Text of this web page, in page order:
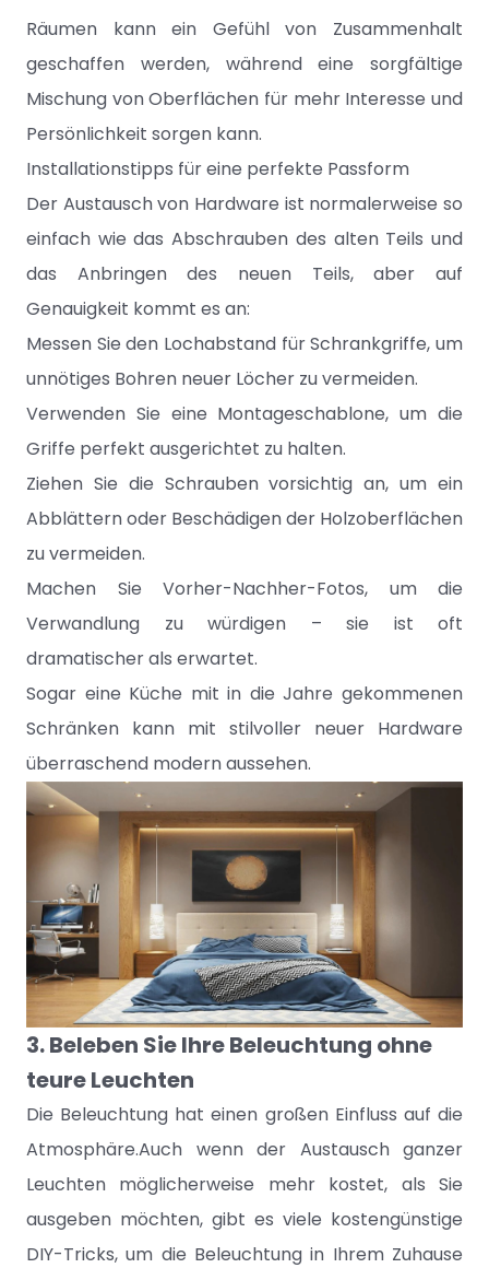
Räumen kann ein Gefühl von Zusammenhalt
geschaffen werden, während eine sorgfältige
Mischung von Oberflächen für mehr Interesse und
Persönlichkeit sorgen kann.
Installationstipps für eine perfekte Passform
Der Austausch von Hardware ist normalerweise so
einfach wie das Abschrauben des alten Teils und
das Anbringen des neuen Teils, aber auf
Genauigkeit kommt es an:
Messen Sie den Lochabstand für Schrankgriffe, um
unnötiges Bohren neuer Löcher zu vermeiden.
Verwenden Sie eine Montageschablone, um die
Griffe perfekt ausgerichtet zu halten.
Ziehen Sie die Schrauben vorsichtig an, um ein
Abblättern oder Beschädigen der Holzoberflächen
zu vermeiden.
Machen Sie Vorher-Nachher-Fotos, um die
Verwandlung zu würdigen – sie ist oft
dramatischer als erwartet.
Sogar eine Küche mit in die Jahre gekommenen
Schränken kann mit stilvoller neuer Hardware
überraschend modern aussehen.
3. Beleben Sie Ihre Beleuchtung ohne
teure Leuchten
Die Beleuchtung hat einen großen Einfluss auf die
Atmosphäre.Auch wenn der Austausch ganzer
Leuchten möglicherweise mehr kostet, als Sie
ausgeben möchten, gibt es viele kostengünstige
DIY-Tricks, um die Beleuchtung in Ihrem Zuhause